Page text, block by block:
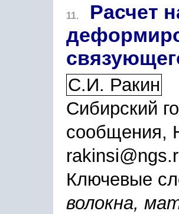
11.
Расчет
С.И. Ракин
Сибирский
сообщения,
Ключевые
волокна,